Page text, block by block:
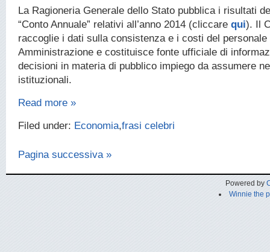
La Ragioneria Generale dello Stato pubblica i risultati
“Conto Annuale” relativi all’anno 2014 (cliccare qui). Il
raccoglie i dati sulla consistenza e i costi del personale
Amministrazione e costituisce fonte ufficiale di
decisioni in materia di pubblico impiego da assumere
istituzionali.
Read more »
Filed under: Economia,frasi celebri
Pagina successiva »
Powered by
Winnie the